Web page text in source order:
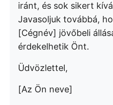
iránt, és sok sikert
Javasoljuk továbbá,
[Cégnév] jövőbeli
érdekelhetik Önt.
Üdvözlettel,
[Az Ön neve]